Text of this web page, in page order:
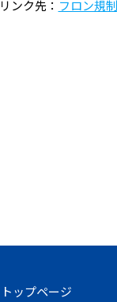
リンク先： フロン規
トップページ